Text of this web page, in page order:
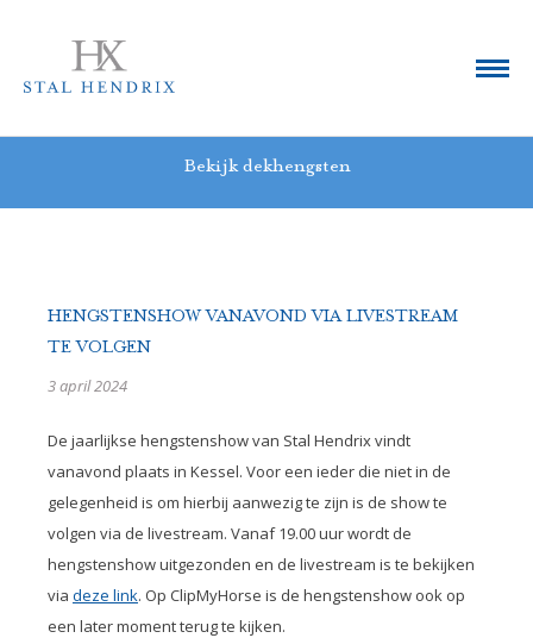
Bekijk dekhengsten
HENGSTENSHOW VANAVOND VIA LIVESTREAM
TE VOLGEN
3 april 2024
De jaarlijkse hengstenshow van Stal Hendrix vindt
vanavond plaats in Kessel. Voor een ieder die niet in de
gelegenheid is om hierbij aanwezig te zijn is de show te
volgen via de livestream. Vanaf 19.00 uur wordt de
hengstenshow uitgezonden en de livestream is te bekijken
via deze link. Op ClipMyHorse is de hengstenshow ook op
een later moment terug te kijken.